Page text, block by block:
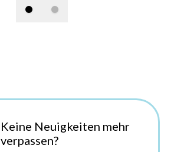
Keine Neuigkeiten mehr
verpassen?